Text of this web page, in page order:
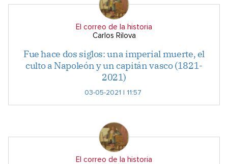
El correo de la historia
Carlos Rilova
Fue hace dos siglos: una imperial muerte, el
culto a Napoleón y un capitán vasco (1821-
2021)
03-05-2021 | 11:57
El correo de la historia